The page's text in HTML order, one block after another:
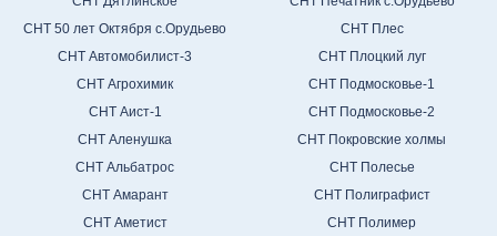
СНТ 50 лет Октября с.Орудьево
СНТ Автомобилист-3
СНТ Агрохимик
СНТ Аист-1
СНТ Аленушка
СНТ Альбатрос
СНТ Амарант
СНТ Аметист
СНТ Плес
СНТ Плоцкий луг
СНТ Подмосковье-1
СНТ Подмосковье-2
СНТ Покровские холмы
СНТ Полесье
СНТ Полиграфист
СНТ Полимер